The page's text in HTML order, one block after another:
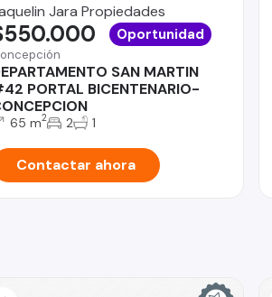
Jara Propiedades
SAN MARTIN
PORTAL BICENTENARIO-
Oportunidad
65 m2 2 1
Contactar ahora